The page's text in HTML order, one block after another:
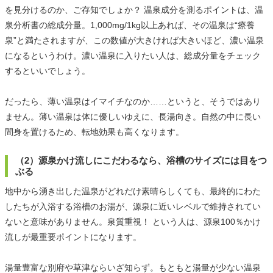
を見分けるのか、ご存知でしょか？ 温泉成分を測るポイントは、温
泉分析書の総成分量。1,000mg/1kg以上あれば、その温泉は“療養
泉”と満たされますが、この数値が大きければ大きいほど、濃い温泉
になるというわけ。濃い温泉に入りたい人は、総成分量をチェック
するといいでしょう。
だったら、薄い温泉はイマイチなのか……というと、そうではあり
ません。薄い温泉は体に優しいゆえに、長湯向き。自然の中に長い
間身を置けるため、転地効果も高くなります。
（2）源泉かけ流しにこだわるなら、浴槽のサイズには目をつ
ぶる
地中から湧き出した温泉がどれだけ素晴らしくても、最終的にわた
したちが入浴する浴槽のお湯が、源泉に近いレベルで維持されてい
ないと意味がありません。泉質重視！ という人は、源泉100％かけ
流しが最重要ポイントになります。
湯量豊富な別府や草津ならいざ知らず。もともと湯量が少ない温泉